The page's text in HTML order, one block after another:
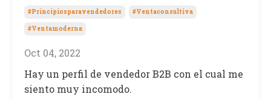
#principiosparavendedores #ventaconsultiva
#ventamoderna
Oct 04, 2022
Hay un perfil de vendedor B2B con el cual me
siento muy incomodo.